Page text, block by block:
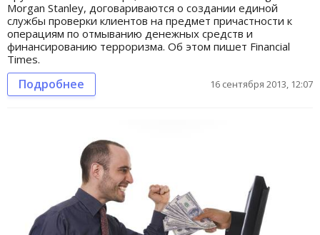
Morgan Stanley, договариваются о создании единой
службы проверки клиентов на предмет причастности к
операциям по отмыванию денежных средств и
финансированию терроризма. Об этом пишет Financial
Times.
Подробнее 16 сентября 2013, 12:07